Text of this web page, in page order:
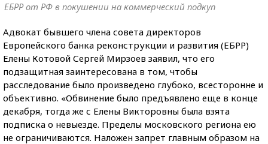
ЕБРР от РФ в покушении на коммерческий подкуп
Адвокат бывшего члена совета директоров
Европейского банка реконструкции и развития (ЕБРР)
Елены Котовой Сергей Мирзоев заявил, что его
подзащитная заинтересована в том, чтобы
расследование было произведено глубоко, всесторонне и
объективно. «Обвинение было предъявлено еще в конце
декабря, тогда же с Елены Викторовны была взята
подписка о невыезде. Пределы московского региона ею
не ограничиваются. Наложен запрет главным образом на